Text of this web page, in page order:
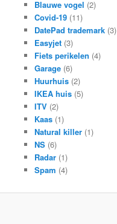
Blauwe vogel (2)
Covid-19(11)
DatePad trademark(3)
Easyjet(3)
Fiets perikelen (4)
Garage(6)
Huurhuis(2)
IKEA huis(5)
ITV(2)
Kaas(1)
Natural killer(1)
NS(6)
Radar(1)
Spam (4)